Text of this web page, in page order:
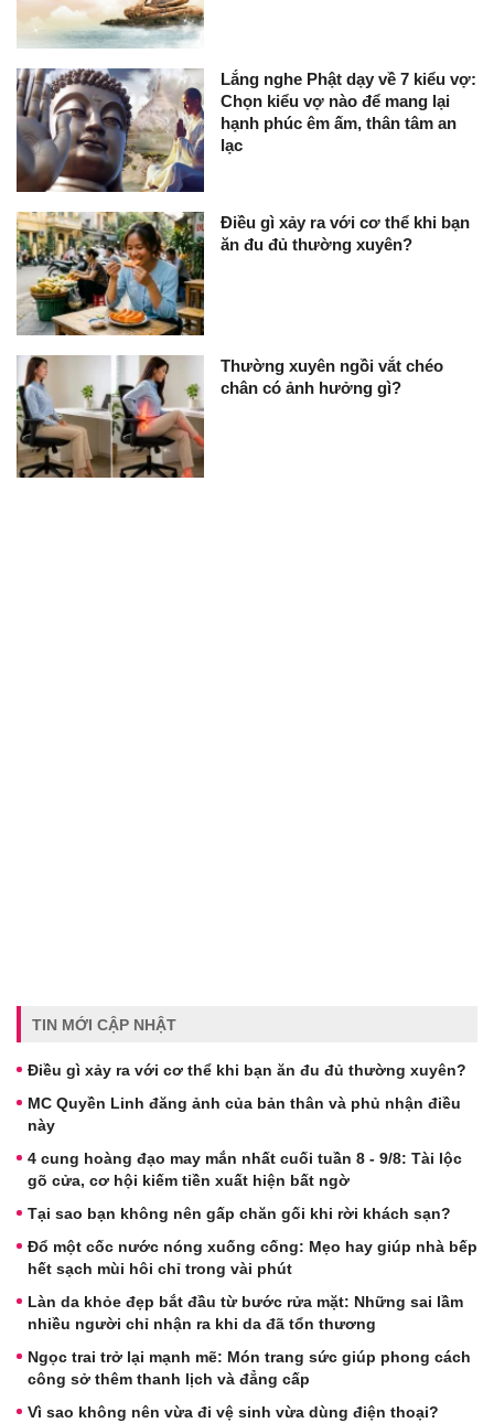
Lắng nghe Phật dạy về 7 kiểu vợ:
Chọn kiểu vợ nào để mang lại
hạnh phúc êm ấm, thân tâm an
lạc
Điều gì xảy ra với cơ thể khi bạn
ăn đu đủ thường xuyên?
Thường xuyên ngồi vắt chéo
chân có ảnh hưởng gì?
TIN MỚI CẬP NHẬT
Điều gì xảy ra với cơ thể khi bạn ăn đu đủ thường xuyên?
MC Quyền Linh đăng ảnh của bản thân và phủ nhận điều
này
4 cung hoàng đạo may mắn nhất cuối tuần 8 - 9/8: Tài lộc
gõ cửa, cơ hội kiếm tiền xuất hiện bất ngờ
Tại sao bạn không nên gấp chăn gối khi rời khách sạn?
Đổ một cốc nước nóng xuống cống: Mẹo hay giúp nhà bếp
hết sạch mùi hôi chỉ trong vài phút
Làn da khỏe đẹp bắt đầu từ bước rửa mặt: Những sai lầm
nhiều người chỉ nhận ra khi da đã tổn thương
Ngọc trai trở lại mạnh mẽ: Món trang sức giúp phong cách
công sở thêm thanh lịch và đẳng cấp
Vì sao không nên vừa đi vệ sinh vừa dùng điện thoại?